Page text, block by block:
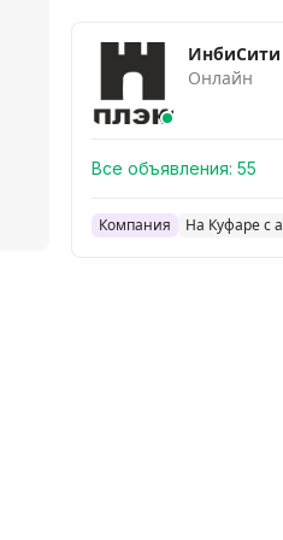
ИнбиСити
Онлайн
Все объявления: 55
Компания На Куфаре с